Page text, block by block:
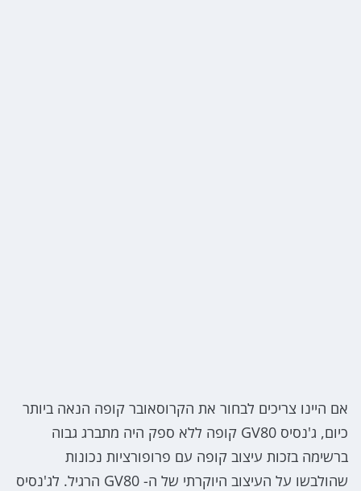
אם היינו צריכים לבחור את הקרוסאובר קופה הנאה ביותר
כיום, ג'נסיס GV80 קופה ללא ספק היה מתברג גבוה
ברשימה בזכות עיצוב קופה עם פרופורציות נכונות
שהולבשו על העיצוב היוקרתי של ה- GV80 הרגיל. לג'נסיס